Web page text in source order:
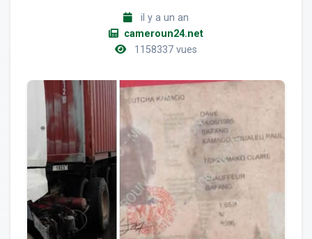
il y a un an
cameroun24.net
1158337 vues